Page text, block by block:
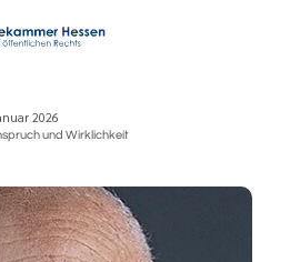
2026
und Wirklichkeit